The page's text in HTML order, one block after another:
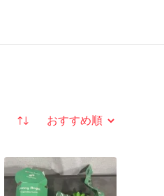
並び替え